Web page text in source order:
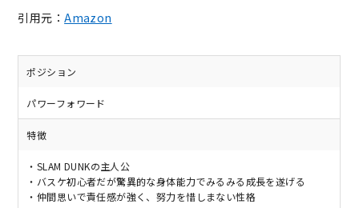
引用元：Amazon
ポジション
パワーフォワード
特徴
・SLAM DUNKの主人公
・バスケ初心者だが驚異的な身体能力でみるみる成長を遂げる
・仲間思いで責任感が強く、努力を惜しまない性格